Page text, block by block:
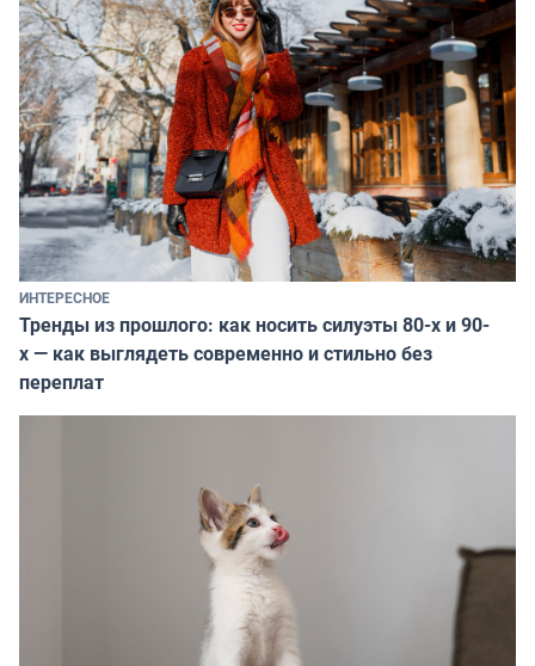
ИНТЕРЕСНОЕ
Тренды из прошлого: как носить силуэты 80-х и 90-
х — как выглядеть современно и стильно без
переплат